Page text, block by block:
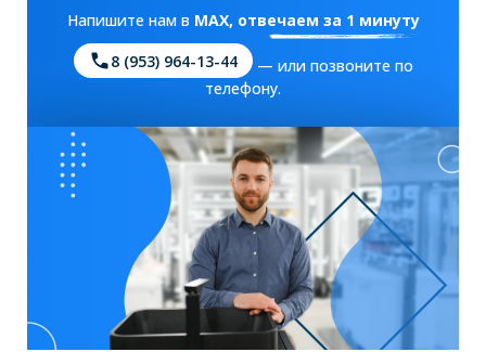
Напишите нам в MAX, отвечаем за 1 минуту
8 (953) 964-13-44
— или позвоните по
телефону.